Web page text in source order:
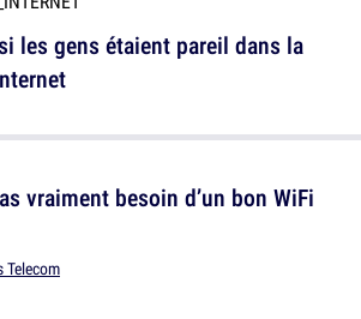
vraiment besoin d’un bon WiFi
Telecom
les gens étaient pareil dans la